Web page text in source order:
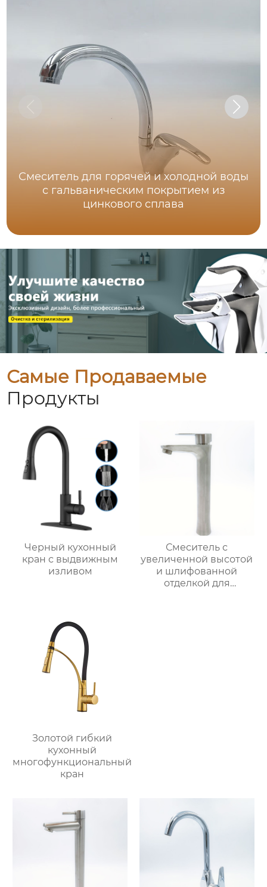
Смеситель для горячей и холодной воды
с гальваническим покрытием из
цинкового сплава
Самые Продаваемые
Продукты
Черный кухонный
кран с выдвижным
изливом
Смеситель с
увеличенной высотой
и шлифованной
отделкой для
Золотой гибкий
кухонный
многофункциональный
кран